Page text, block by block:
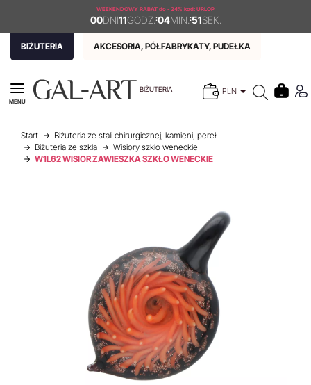
WEEKENDOWY RABAT do - 24% kod: URLOP
00DNI11GODZ. :04MIN. :51SEK.
BIŻUTERIA AKCESORIA, PÓŁFABRYKATY, PUDEŁKA
BIŻUTERIA PLN
MENU
Start
Biżuteria ze stali chirurgicznej, kamieni, pereł
Biżuteria ze szkła
Wisiory szkło weneckie
W1L62 WISIOR ZAWIESZKA SZKŁO WENECKIE